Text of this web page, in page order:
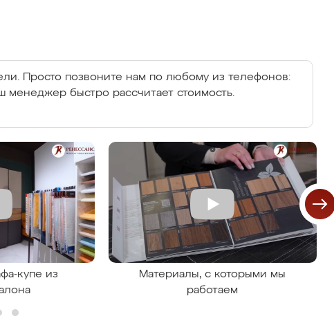
Просто позвоните нам по любому из телефонов:
менеджер быстро рассчитает стоимость.
купе из
Материалы, с которыми мы
работаем